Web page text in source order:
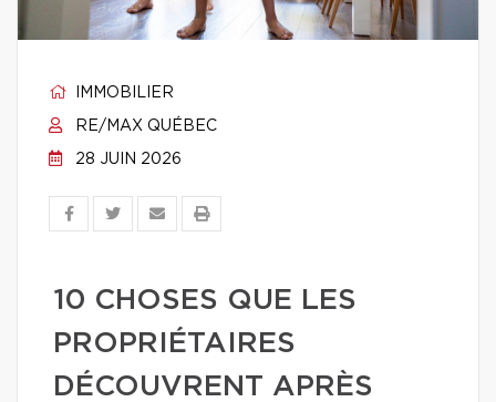
IMMOBILIER
RE/MAX QUÉBEC
28 JUIN 2026
10 CHOSES QUE LES
PROPRIÉTAIRES
DÉCOUVRENT APRÈS